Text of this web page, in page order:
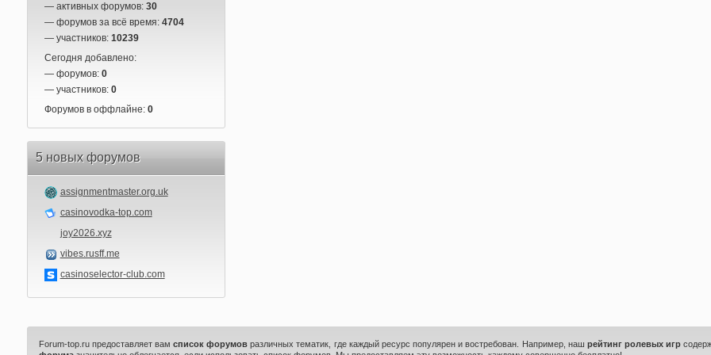
— активных форумов: 30
— форумов за всё время: 4704
— участников: 10239
Сегодня добавлено:
— форумов: 0
— участников: 0
Форумов в оффлайне: 0
5 новых форумов
assignmentmaster.org.uk
casinovodka-top.com
joy2026.xyz
vibes.rusff.me
casinoselector-club.com
Forum-top.ru предоставляет вамсписок форумов различных тематик, где каждый ресурс популярен и востребован. Например, наш рейтинг ролевых игр